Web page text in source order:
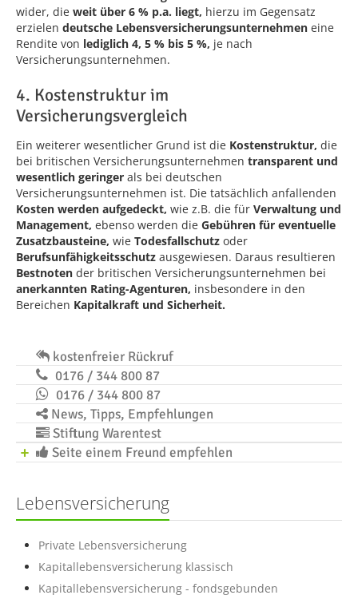
wider, die weit über 6 % p.a. liegt, hierzu im Gegensatz
erzielen deutsche Lebensversicherungsunternehmen eine
Rendite von lediglich 4, 5 % bis 5 %, je nach
Versicherungsunternehmen.
4. Kostenstruktur im
Versicherungsvergleich
Ein weiterer wesentlicher Grund ist die Kostenstruktur, die
bei britischen Versicherungsunternehmen transparent und
wesentlich geringer als bei deutschen
Versicherungsunternehmen ist. Die tatsächlich anfallenden
Kosten werden aufgedeckt, wie z.B. die für Verwaltung und
Management, ebenso werden die Gebühren für eventuelle
Zusatzbausteine, wie Todesfallschutz oder
Berufsunfähigkeitsschutz ausgewiesen. Daraus resultieren
Bestnoten der britischen Versicherungsunternehmen bei
anerkannten Rating-Agenturen, insbesondere in den
Bereichen Kapitalkraft und Sicherheit.
kostenfreier Rückruf
0176 / 344 800 87
0176 / 344 800 87
News, Tipps, Empfehlungen
Stiftung Warentest
Seite einem Freund empfehlen
Lebensversicherung
Private Lebensversicherung
Kapitallebensversicherung klassisch
Kapitallebensversicherung - fondsgebunden